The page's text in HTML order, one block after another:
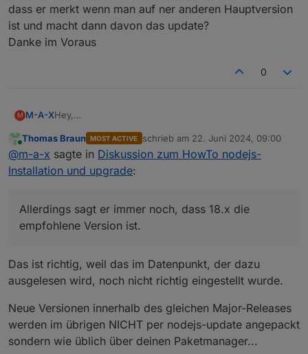
dass er merkt wenn man auf ner anderen Hauptversion
ist und macht dann davon das update?
Danke im Voraus
0
M M-A-XHey,
node.js Version gibt. Also wollte ich per
ein Update machen. Allerdings sagt er immer noch,
dass 18.x die empfohlene Version ist. Ich bin aber auf
Kann man bzw wird das Skript irgendwann umgestellt,
dass er merkt wenn man auf ner anderen Hauptversion
ist und macht dann davon das update?
Thomas Braun MOST ACTIVE schrieb am 22. Juni 2024, 09:00
zuletzt editiert von
@m-a-x sagte in Diskussion zum HowTo nodejs-
Installation und upgrade:
Allerdings sagt er immer noch, dass 18.x die
empfohlene Version ist.
Das ist richtig, weil das im Datenpunkt, der dazu
ausgelesen wird, noch nicht richtig eingestellt wurde.
Neue Versionen innerhalb des gleichen Major-Releases
werden im übrigen NICHT per nodejs-update angepackt
sondern wie üblich über deinen Paketmanager...